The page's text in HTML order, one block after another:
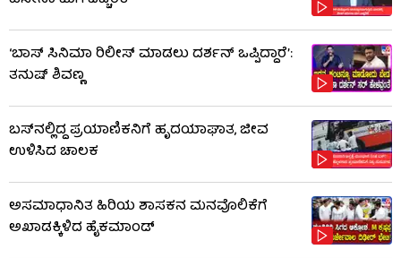
‘ಬಾಸ್ ಸಿನಿಮಾ ರಿಲೀಸ್ ಮಾಡಲು ದರ್ಶನ್ ಒಪ್ಪಿದ್ದಾರೆ’:
ತನುಷ್ ಶಿವಣ್ಣ
ಬಸ್‌ನಲ್ಲಿದ್ದ ಪ್ರಯಾಣಿಕನಿಗೆ ಹೃದಯಾಘಾತ, ಜೀವ
ಉಳಿಸಿದ ಚಾಲಕ
ಅಸಮಾಧಾನಿತ ಹಿರಿಯ ಶಾಸಕನ ಮನವೊಲಿಕೆಗೆ
ಅಖಾಡಕ್ಕಿಳಿದ ಹೈಕಮಾಂಡ್